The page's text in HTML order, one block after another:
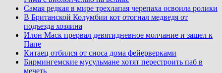
Самая редкая в мире трехлапая черепаха освоила ролики
В Британской Колумбии кот отогнал медведя от
подъезда хозяина
Илон Маск прервал девятидневное молчание и зашел к
Папе
Китаец отбился от сноса дома фейерверками
Бирмингемские мусульмане хотят перестроить паб в
мечеть